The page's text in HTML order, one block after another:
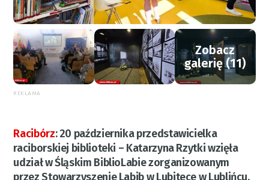
Zobacz
galerię (11)
REKLAMA
Racibórz:20 października przedstawicielka
raciborskiej biblioteki – Katarzyna Rzytki wzięła
udział w Śląskim BiblioLabie zorganizowanym
przez Stowarzyszenie Labib w Lubitece w Lublińcu.